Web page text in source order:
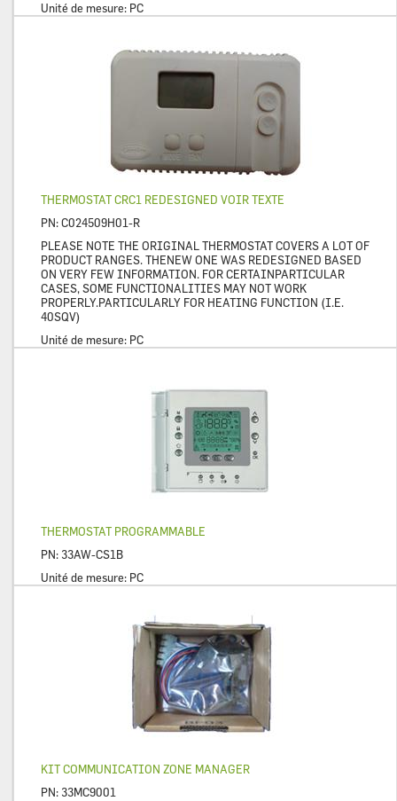
Unité de mesure: PC
THERMOSTAT CRC1 REDESIGNED VOIR TEXTE
PN:C024509H01-R
PLEASE NOTE THE ORIGINAL THERMOSTAT COVERS A LOT OF
PRODUCT RANGES. THENEW ONE WAS REDESIGNED BASED
ON VERY FEW INFORMATION. FOR CERTAINPARTICULAR
CASES, SOME FUNCTIONALITIES MAY NOT WORK
PROPERLY.PARTICULARLY FOR HEATING FUNCTION (I.E.
40SQV)
Unité de mesure: PC
THERMOSTAT PROGRAMMABLE
PN: 33AW-CS1B
Unité de mesure: PC
KIT COMMUNICATION ZONE MANAGER
PN: 33MC9001